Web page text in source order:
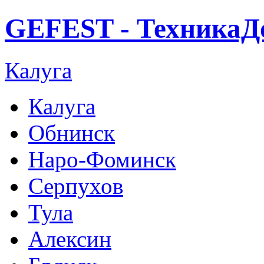
GEFEST -
Калуга
Калуга
Обнинск
Наро-Фоминск
Серпухов
Тула
Алексин